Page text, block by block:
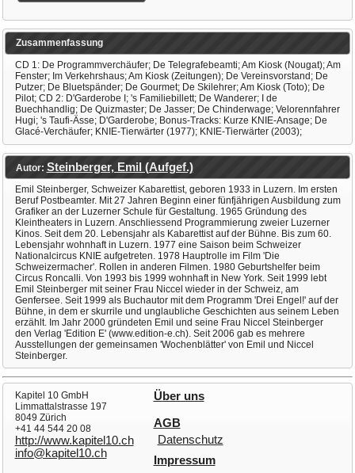
Zusammenfassung
CD 1: De Programmverchäufer; De Telegrafebeamti; Am Kiosk (Nougat); Am
Fenster; Im Verkehrshaus; Am Kiosk (Zeitungen); De Vereinsvorstand; De
Putzer; De Bluetspänder; De Gourmet; De Skilehrer; Am Kiosk (Toto); De
Pilot; CD 2: D'Garderobe I; 's Familiebillett; De Wanderer; I de
Buechhandlig; De Quizmaster; De Jasser; De Chinderwage; Velorennfahrer
Hugi; 's Taufi-Ässe; D'Garderobe; Bonus-Tracks: Kurze KNIE-Ansage; De
Glacé-Verchäufer; KNIE-Tierwärter (1977); KNIE-Tierwärter (2003);
Autor: Steinberger, Emil (Aufgef.)
Emil Steinberger, Schweizer Kabarettist, geboren 1933 in Luzern. Im ersten
Beruf Postbeamter. Mit 27 Jahren Beginn einer fünfjährigen Ausbildung zum
Grafiker an der Luzerner Schule für Gestaltung. 1965 Gründung des
Kleintheaters in Luzern. Anschliessend Programmierung zweier Luzerner
Kinos. Seit dem 20. Lebensjahr als Kabarettist auf der Bühne. Bis zum 60.
Lebensjahr wohnhaft in Luzern. 1977 eine Saison beim Schweizer
Nationalcircus KNIE aufgetreten. 1978 Hauptrolle im Film 'Die
Schweizermacher'. Rollen in anderen Filmen. 1980 Geburtshelfer beim
Circus Roncalli. Von 1993 bis 1999 wohnhaft in New York. Seit 1999 lebt
Emil Steinberger mit seiner Frau Niccel wieder in der Schweiz, am
Genfersee. Seit 1999 als Buchautor mit dem Programm 'Drei Engel!' auf der
Bühne, in dem er skurrile und unglaubliche Geschichten aus seinem Leben
erzählt. Im Jahr 2000 gründeten Emil und seine Frau Niccel Steinberger
den Verlag 'Edition E' (www.edition-e.ch). Seit 2006 gab es mehrere
Ausstellungen der gemeinsamen 'Wochenblätter' von Emil und Niccel
Steinberger.
Kapitel 10 GmbH
Limmattalstrasse 197
8049 Zürich
+41 44 544 20 08
http://www.kapitel10.ch
info@kapitel10.ch
Über uns
AGB
Datenschutz
Impressum